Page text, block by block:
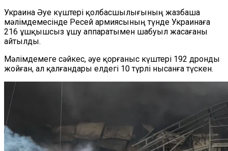
Украина Әуе күштері қолбасшылығының жазбаша
мәлімдемесінде Ресей армиясының түнде Украинаға
216 ұшқышсыз ұшу аппаратымен шабуыл жасағаны
айтылды.
Мәлімдемеге сәйкес, әуе қорғаныс күштері 192 дронды
жойған, ал қалғандары елдегі 10 түрлі нысанға түскен.